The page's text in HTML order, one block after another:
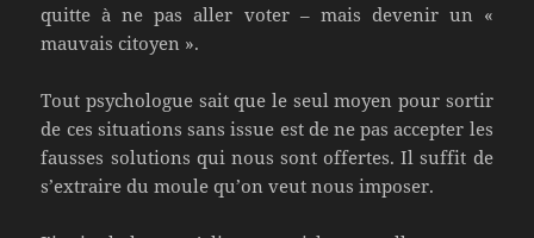
quitte à ne pas aller voter – mais devenir un «
mauvais citoyen ».
Tout psychologue sait que le seul moyen pour sortir
de ces situations sans issue est de ne pas accepter les
fausses solutions qui nous sont offertes. Il suffit de
s’extraire du moule qu’on veut nous imposer.